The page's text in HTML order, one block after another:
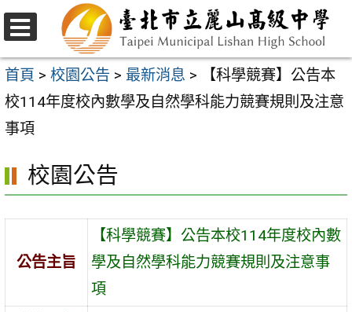
跳
至
主
要
內
區
選
單
首頁 > 校園公告 > 最新消息 >
【科學競賽】公告本
校114年度校內數學及自然學科能力競賽規則及注意
事項
校園公告
公告主旨
【科學競賽】公告本校114年度校內數
學及自然學科能力競賽規則及注意事
項